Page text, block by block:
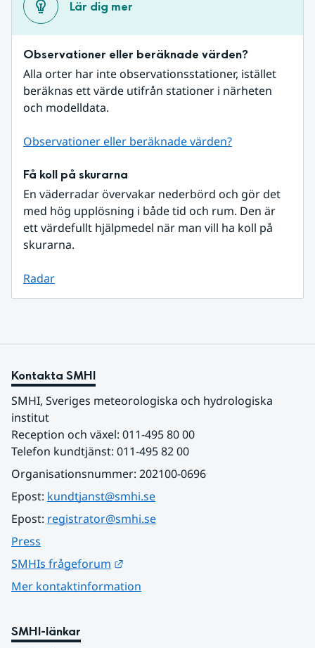
Lär dig mer
Observationer eller beräknade värden?
Alla orter har inte observationsstationer, istället
beräknas ett värde utifrån stationer i närheten
och modelldata.
Observationer eller beräknade värden?
Få koll på skurarna
En väderradar övervakar nederbörd och gör det
med hög upplösning i både tid och rum. Den är
ett värdefullt hjälpmedel när man vill ha koll på
skurarna.
Radar
Kontakta SMHI
SMHI, Sveriges meteorologiska och hydrologiska
institut
Reception och växel: 011-495 80 00
Telefon kundtjänst: 011-495 82 00
Organisationsnummer: 202100-0696
Epost: kundtjanst@smhi.se
Epost: registrator@smhi.se
Press
SMHIs frågeforum
Mer kontaktinformation
SMHI-länkar